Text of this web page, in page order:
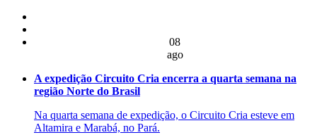
08
ago
A expedição Circuito Cria encerra a quarta semana na
região Norte do Brasil
Na quarta semana de expedição, o Circuito Cria esteve em
Altamira e Marabá, no Pará.